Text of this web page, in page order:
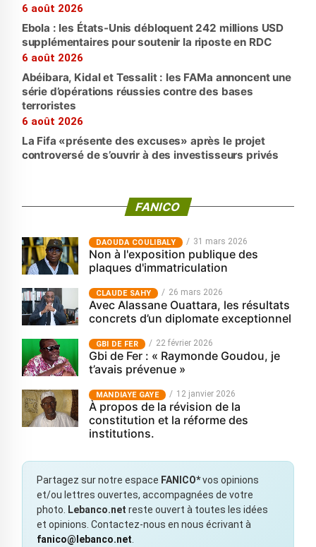
6 août 2026
Ebola : les États-Unis débloquent 242 millions USD
supplémentaires pour soutenir la riposte en RDC
6 août 2026
Abéibara, Kidal et Tessalit : les FAMa annoncent une
série d’opérations réussies contre des bases
terroristes
6 août 2026
La Fifa «présente des excuses» après le projet
controversé de s’ouvrir à des investisseurs privés
FANICO
‎DAOUDA COULIBALY 31 mars 2026
Non à l'exposition publique des
plaques d'immatriculation
CLAUDE SAHY 26 mars 2026
Avec Alassane Ouattara, les résultats
concrets d’un diplomate exceptionnel
GBI DE FER 22 février 2026
Gbi de Fer : « Raymonde Goudou, je
t’avais prévenue »
MANDIAYE GAYE 12 janvier 2026
À propos de la révision de la
constitution et la réforme des
institutions.
Partagez sur notre espace FANICO*vos opinions
et/ou lettres ouvertes, accompagnées de votre
photo.
Lebanco.net reste ouvert à toutes les idées
et opinions. Contactez-nous en nous écrivant à
fanico@lebanco.net